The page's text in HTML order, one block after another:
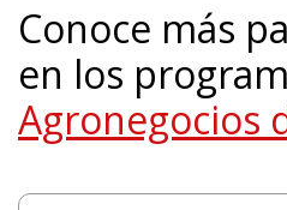
Conoce más
en los
Agronegocios